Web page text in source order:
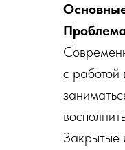
с работой
Закрытые